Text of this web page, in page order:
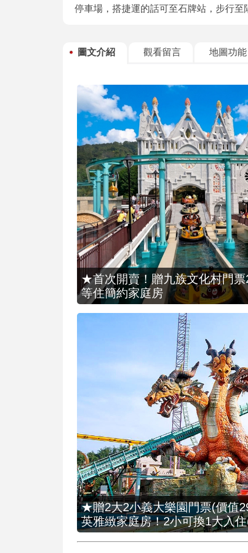
停車場，搭捷運的話可至石牌站，步行至
圖文介紹 觀看留言 地圖功能
★首次開賣！贈九族文化村門
等住簡約家庭房
★贈2大2小義大樂園門票(價值
英雅緻家庭房！2小可換1大入